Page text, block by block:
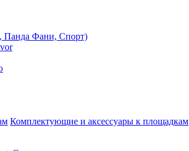
Фани, Спорт)
Комплектующие и аксессуары к площадкам